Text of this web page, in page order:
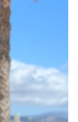
accompagna le
affidabile
bambino.